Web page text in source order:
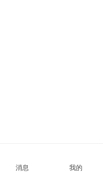
消息 我的